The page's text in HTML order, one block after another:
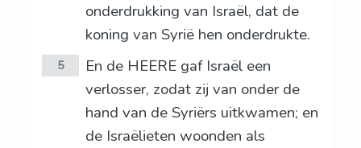
onderdrukking van Israël, dat de
koning van Syrië hen onderdrukte.
5
En de HEERE gaf Israël een
verlosser, zodat zij van onder de
hand van de Syriërs uitkwamen; en
de Israëlieten woonden als